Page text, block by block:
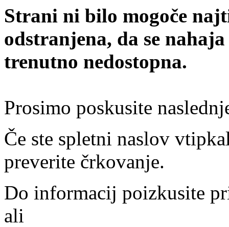
Strani ni bilo mogoče
odstranjena, da se
trenutno nedostopna.
Prosimo poskusite
Če ste spletni naslov
preverite črkovanje.
Do informacij poizkusite
ali